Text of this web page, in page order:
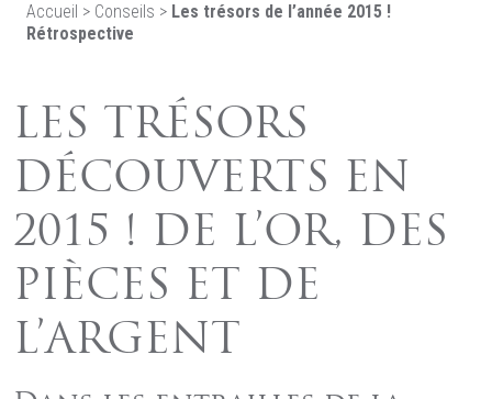
Accueil > Conseils > Les trésors de l’année 2015 !
Rétrospective
LES TRÉSORS
DÉCOUVERTS EN
2015 ! DE L’OR, DES
PIÈCES ET DE
L’ARGENT